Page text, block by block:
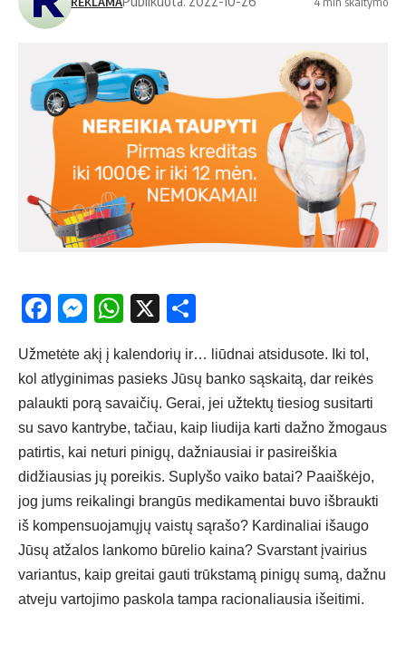
Facebook
Messenger
WhatsApp
X
Užmetėte akį į kalendorių ir… liūdnai atsidusote. Iki tol,
kol atlyginimas pasieks Jūsų banko sąskaitą, dar reikės
palaukti porą savaičių. Gerai, jei užtektų tiesiog susitarti
su savo kantrybe, tačiau, kaip liudija karti dažno žmogaus
patirtis, kai neturi pinigų, dažniausiai ir pasireiškia
didžiausias jų poreikis. Suplyšo vaiko batai? Paaiškėjo,
jog jums reikalingi brangūs medikamentai buvo išbraukti
iš kompensuojamųjų vaistų sąrašo? Kardinaliai išaugo
Jūsų atžalos lankomo būrelio kaina? Svarstant įvairius
variantus, kaip greitai gauti trūkstamą pinigų sumą, dažnu
atveju vartojimo paskola tampa racionaliausia išeitimi.